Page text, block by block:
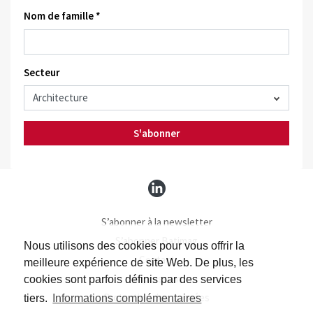
Nous utilisons des cookies pour vous offrir la
meilleure expérience de site Web. De plus, les
cookies sont parfois définis par des services
tiers.
Informations complémentaires
Nom de famille *
Secteur
S'abonner
S’abonner à la newsletter
S’abonner Batimag
Contact
Impressum
Protection des données